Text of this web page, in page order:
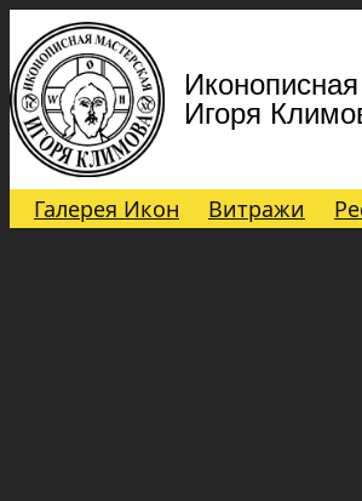
Игоря
Галерея Икон Витражи